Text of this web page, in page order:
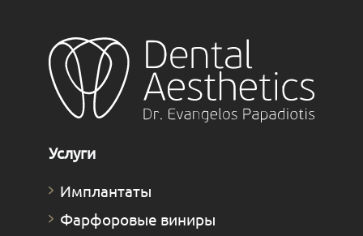
Услуги
Имплантаты
Фарфоровые виниры